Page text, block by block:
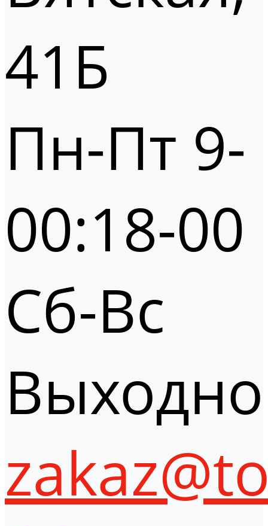
41Б
Пн-Пт 9-
00:18-00
Сб-Вс